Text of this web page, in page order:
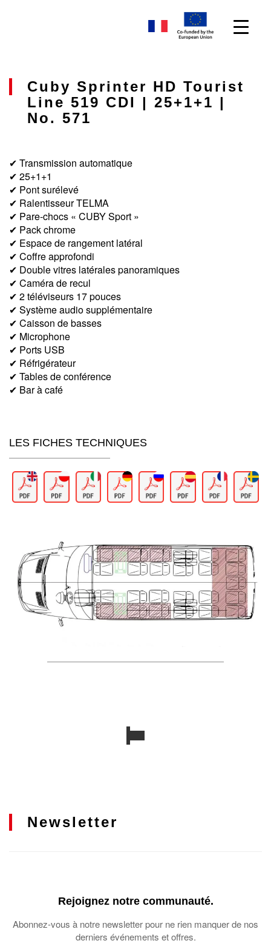
Cuby Sprinter HD Tourist
Line 519 CDI | 25+1+1 |
No. 571
✔ Transmission automatique
✔ 25+1+1
✔ Pont surélevé
✔ Ralentisseur TELMA
✔ Pare-chocs « CUBY Sport »
✔ Pack chrome
✔ Espace de rangement latéral
✔ Coffre approfondi
✔ Double vitres latérales panoramiques
✔ Caméra de recul
✔ 2 téléviseurs 17 pouces
✔ Système audio supplémentaire
✔ Caisson de basses
✔ Microphone
✔ Ports USB
✔ Réfrigérateur
✔ Tables de conférence
✔ Bar à café
LES FICHES TECHNIQUES
Newsletter
Rejoignez notre communauté.
Abonnez-vous à notre newsletter pour ne rien manquer de nos
derniers événements et offres.